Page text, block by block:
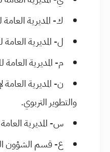
ك- المديرية العامة
ل- المديرية العامة
م- المديرية العامة
ن- المديرية العامة
والتطوير التربوي.
س- المديرية
ع- قسم الشؤون